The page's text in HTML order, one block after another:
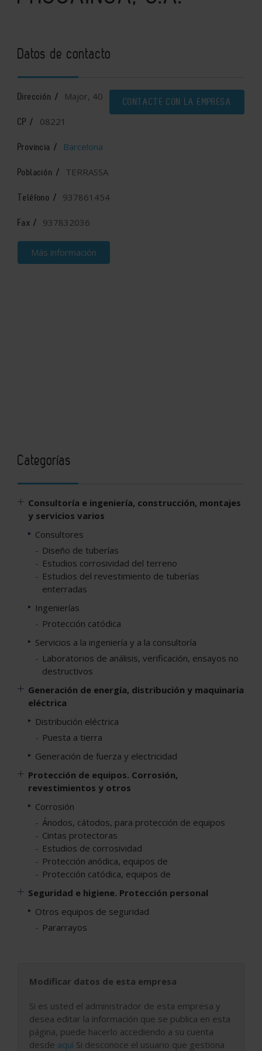
Datos de contacto
CONTACTE CON LA EMPRESA
Dirección / Major, 40
CP / 08221
Provincia / Barcelona
Población / TERRASSA
Teléfono / 937861454
Fax / 937832036
Más información
Categorías
Consultoría e ingeniería, construcción, montajes
y servicios varios
Consultores
Diseño de tuberías
Estudios corrosividad del terreno
Estudios del revestimiento de tuberías
enterradas
Ingenierías
Protección catódica
Servicios a la ingeniería y a la consultoría
Laboratorios de análisis, verificación, ensayos no
destructivos
Generación de energía, distribución y maquinaria
eléctrica
Distribución eléctrica
Puesta a tierra
Generación de fuerza y electricidad
Protección de equipos. Corrosión,
revestimientos y otros
Corrosión
Ánodos, cátodos, para protección de equipos
Cintas protectoras
Estudios de corrosividad
Protección anódica, equipos de
Protección catódica, equipos de
Seguridad e higiene. Protección personal
Otros equipos de seguridad
Pararrayos
Modificar datos de esta empresa
Si es usted el administrador de esta empresa y
desea editar la información que se publica en esta
página, puede hacerlo accediendo a su cuenta
desde aquí Si desconoce el usuario que gestiona